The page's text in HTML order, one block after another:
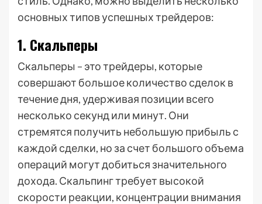
основных типов успешных трейдеров:
1. Скальперы
Скальперы – это трейдеры, которые
совершают большое количество сделок в
течение дня, удерживая позиции всего
несколько секунд или минут. Они
стремятся получить небольшую прибыль с
каждой сделки, но за счет большого объема
операций могут добиться значительного
дохода. Скальпинг требует высокой
скорости реакции, концентрации внимания